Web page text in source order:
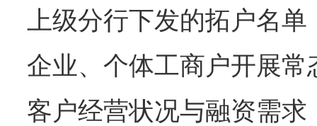
上级分行下发的拓户名
企业、个体工商户开展
客户经营状况与融资需